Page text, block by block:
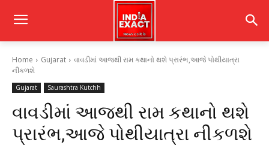
Home Gujarat
વાવડીમાં આજથી રામ કથાનો થશે પ્રારંભ,આજે પોથીયાત્રા
નીકળશે
Gujarat Saurashtra Kutchh
વાવડીમાં આજથી રામ કથાનો થશે
પ્રારંભ,આજે પોથીયાત્રા નીકળશે